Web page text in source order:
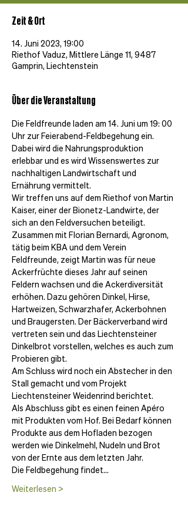
Zeit & Ort
14. Juni 2023, 19:00
Riethof Vaduz, Mittlere Länge 11, 9487
Gamprin, Liechtenstein
Über die Veranstaltung
Die Feldfreunde laden am 14. Juni um 19: 00
Uhr zur Feierabend-Feldbegehung ein.
Dabei wird die Nahrungsproduktion
erlebbar und es wird Wissenswertes zur
nachhaltigen Landwirtschaft und
Ernährung vermittelt.
Wir treffen uns auf dem Riethof von Martin
Kaiser, einer der Bionetz-Landwirte, der
sich an den Feldversuchen beteiligt.
Zusammen mit Florian Bernardi, Agronom,
tätig beim KBA und dem Verein
Feldfreunde, zeigt Martin was für neue
Ackerfrüchte dieses Jahr auf seinen
Feldern wachsen und die Ackerdiversität
erhöhen. Dazu gehören Dinkel, Hirse,
Hartweizen, Schwarzhafer, Ackerbohnen
und Braugersten. Der Bäckerverband wird
vertreten sein und das Liechtensteiner
Dinkelbrot vorstellen, welches es auch zum
Probieren gibt.
Am Schluss wird noch ein Abstecher in den
Stall gemacht und vom Projekt
Liechtensteiner Weidenrind berichtet.
Als Abschluss gibt es einen feinen Apéro
mit Produkten vom Hof. Bei Bedarf können
Produkte aus dem Hofladen bezogen
werden wie Dinkelmehl, Nudeln und Brot
von der Ernte aus dem letzten Jahr.
Die Feldbegehung findet…
Weiterlesen >